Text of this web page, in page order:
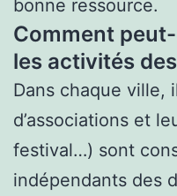
bonne ressource.
Comment
les activités
Dans chaque ville,
d’associations et
festival…) sont
indépendants des